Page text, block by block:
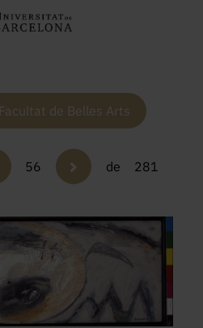
de Belles Arts
56 de 281